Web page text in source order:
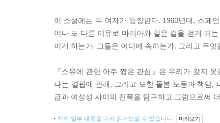
이 소설에는 두 여자가 등장한다. 1960년대, 스페
어나 또 다른 이유로 마리아와 같은 길을 걷게 되
이게 하는가. 그들은 어디에 속하는가. 그리고 무엇
『소유에 관한 아주 짧은 관심』은 우리가 갖지
나는 결핍에 관해, 그리고 또한 돌봄 노동과 책임,
급과 여성성 사이의 진폭을 탐구하고 그럼으로써
책의 일부 내용을 미리 읽어보실 수 있습니다. 미리보기